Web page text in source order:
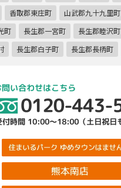
香取郡東庄町
山武郡九十九里町
町
長生郡一宮町
長生郡睦沢町
長生郡白子町 長生郡長柄町